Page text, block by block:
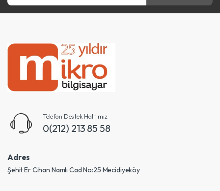
Telefon Destek Hattımız
0(212) 213 85 58
Adres
Şehit Er Cihan Namlı Cad No:25 Mecidiyeköy